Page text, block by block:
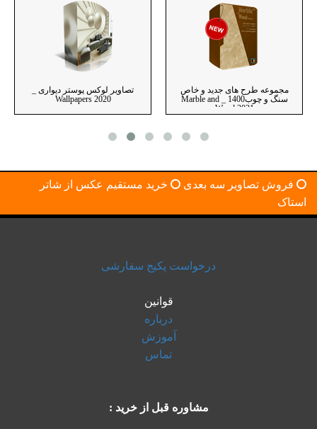
تصاویر لوکس پوستر
مجموعه طرح های جدید و خاص
انتزاعی _
فروش تصاویر سه بعدی
خرید مستقیم عکس از شاتر
استاک
درخواست پکیج سفارشی
قوانین
درباره
آموزش
تماس
مشاوره قبل از خرید :